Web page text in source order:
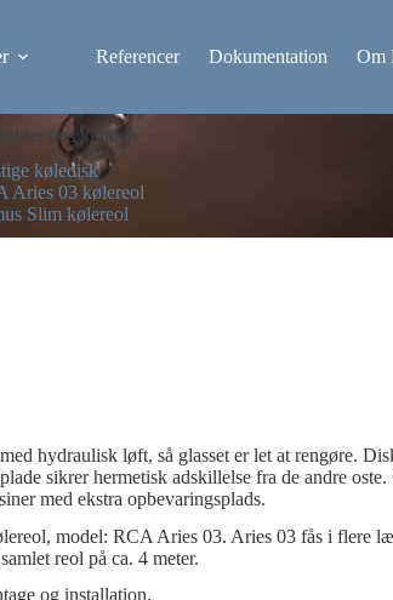
Referencer Dokumentation Om
hos kunden
køledisk
Aries 03 kølereol
Slim kølereol
hydraulisk løft, så glasset er let at rengøre.
sikrer hermetisk adskillelse fra de andre
med ekstra opbevaringsplads.
model: RCA Aries 03. Aries 03 fås i flere
reol på ca. 4 meter.
og installation.